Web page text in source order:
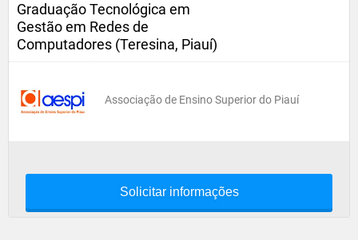
Graduação Tecnológica em
Gestão em Redes de
Computadores (Teresina, Piauí)
Associação de Ensino Superior do Piauí
Solicitar informações